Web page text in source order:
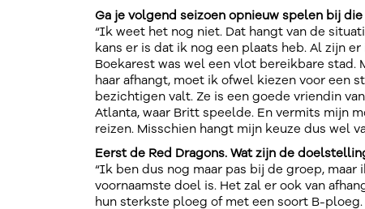
Ga je volgend seizoen opnieuw spelen bij
“Ik weet het nog niet. Dat hangt van de
kans er is dat ik nog een plaats heb. Al zijn
Boekarest was wel een vlot bereikbare
haar afhangt, moet ik ofwel kiezen voor een
bezichtigen valt. Ze is een goede vriendin
Atlanta, waar Britt speelde. En vermits mijn
reizen. Misschien hangt mijn keuze dus wel
Eerst de Red Dragons. Wat zijn de
“Ik ben dus nog maar pas bij de groep,
voornaamste doel is. Het zal er ook van
hun sterkste ploeg of met een soort B-